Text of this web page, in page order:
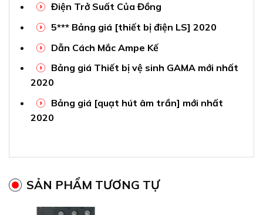
Điện Trở Suất Của Đồng
5*** Bảng giá [thiết bị điện LS] 2020
Dẫn Cách Mắc Ampe Kế
Bảng giá Thiết bị vệ sinh GAMA mới nhất
2020
Bảng giá [quạt hút âm trần] mới nhất
2020
SẢN PHẨM TƯƠNG TỰ